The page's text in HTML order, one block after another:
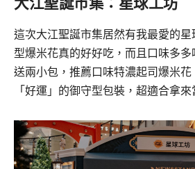
這次大江聖誕市集居然有我最愛的
型爆米花真的好好吃，而且口味多
送兩小包，推薦口味特濃起司爆米花
「好運」的御守型包裝，超適合拿